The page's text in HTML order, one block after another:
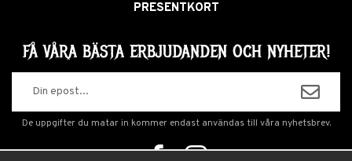
PRESENTKORT
FÅ VÅRA BÄSTA ERBJUDANDEN OCH NYHETER!
De uppgifter du matar in kommer endast användas till våra nyhetsbrev.